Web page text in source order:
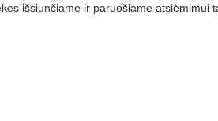
išsiunčiame ir paruošiame atsiėmimui